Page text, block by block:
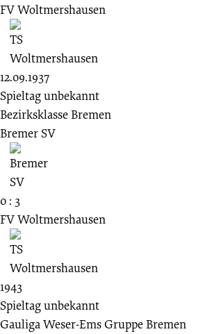
FV Woltmershausen
12.09.1937
Spieltag unbekannt
Bezirksklasse Bremen
Bremer SV
0 : 3
FV Woltmershausen
1943
Spieltag unbekannt
Gauliga Weser-Ems Gruppe Bremen